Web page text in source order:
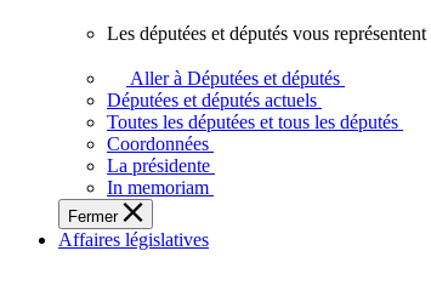
députées
députés
vous
représentent
sein
de
l'Assemblée
Les députées et députés vous
Aller à Députées et députés
Députées et députés actuels
Toutes les députées et tous les députés
Coordonnées
La présidente
In memoriam
Fermer
Affaires législatives